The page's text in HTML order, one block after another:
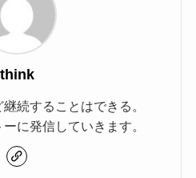
think
続することはできる。
に発信していきます。